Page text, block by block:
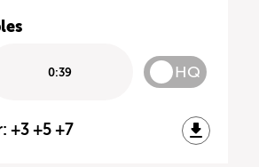
0:39 HQ
+3 +5 +7